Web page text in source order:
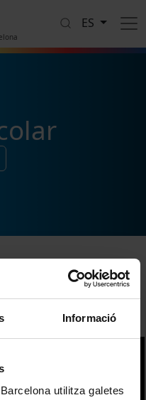
Informació
utilitza galetes
ES